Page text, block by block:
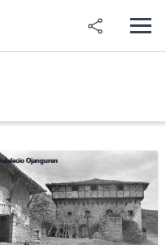
Indalecio Ojanguren